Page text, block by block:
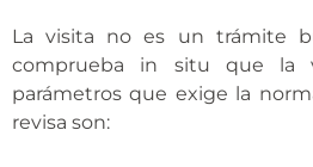
La visita no es un trámite
comprueba in situ que la
parámetros que exige la
revisa son: